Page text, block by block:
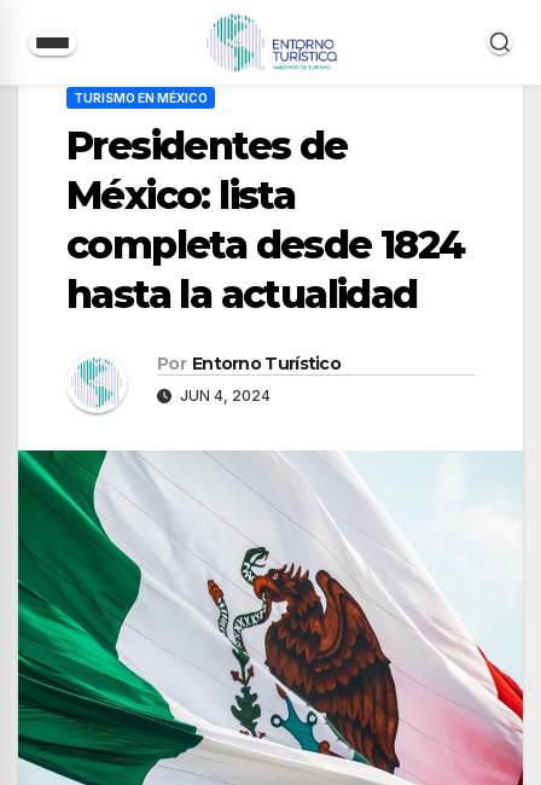
contenido
TURISMO EN MÉXICO
Presidentes de
México: lista
completa desde 1824
hasta la actualidad
Por Entorno Turístico
JUN 4, 2024